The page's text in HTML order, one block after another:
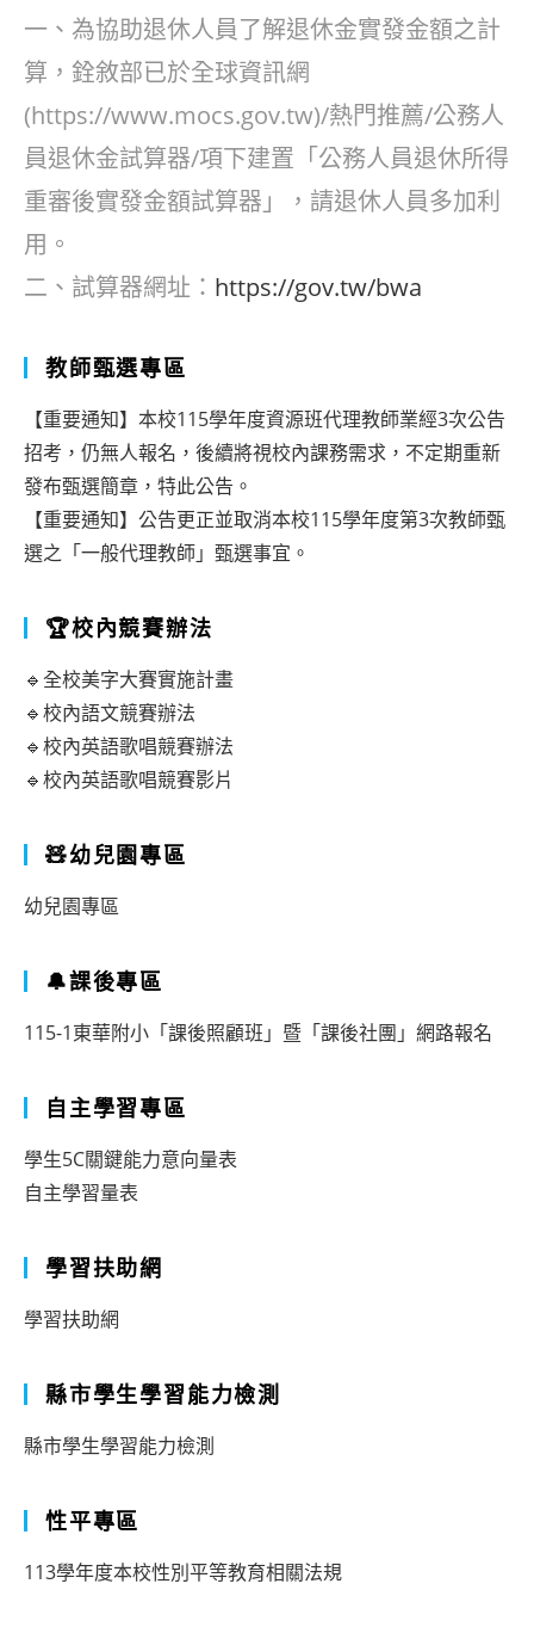
一、為協助退休人員了解退休金實發金額之計
算，銓敘部已於全球資訊網
(https://www.mocs.gov.tw)/熱門推薦/公務人
員退休金試算器/項下建置「公務人員退休所得
重審後實發金額試算器」，請退休人員多加利
用。
二、試算器網址： https://gov.tw/bwa
教師甄選專區
【重要通知】本校115學年度資源班代理教師業經3次公告
招考，仍無人報名，後續將視校內課務需求，不定期重新
發布甄選簡章，特此公告。
【重要通知】公告更正並取消本校115學年度第3次教師甄
選之「一般代理教師」甄選事宜。
🏆校內競賽辦法
🔹全校美字大賽實施計畫
🔹校內語文競賽辦法
🔹校內英語歌唱競賽辦法
🔹校內英語歌唱競賽影片
🧸幼兒園專區
幼兒園專區
🔔課後專區
115-1東華附小「課後照顧班」暨「課後社團」網路報名
自主學習專區
學生5C關鍵能力意向量表
自主學習量表
學習扶助網
學習扶助網
縣市學生學習能力檢測
縣市學生學習能力檢測
性平專區
113學年度本校性別平等教育相關法規